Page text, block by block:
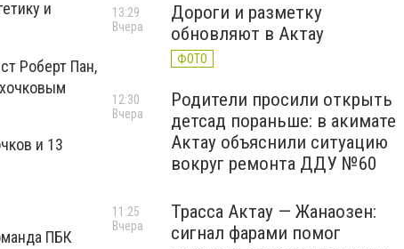
и
Роберт Пан,
и 13
ПБК
Дороги и разметку
обновляют в Актау
ФОТО
13:29
Вчера
Родители просили открыть
детсад пораньше: в акимате
Актау объяснили ситуацию
вокруг ремонта ДДУ №60
12:30
Вчера
Трасса Актау — Жанаозен:
сигнал фарами помог
11:25
Вчера